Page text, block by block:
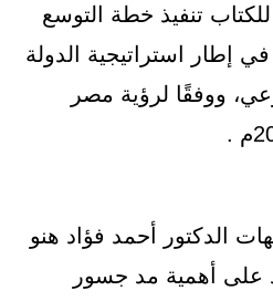
للكتاب تنفيذ خطة التوسع
إطار استراتيجية الدولة
ووفقًا لرؤية مصر
الدكتور أحمد فؤاد هنو
على أهمية مد جسور